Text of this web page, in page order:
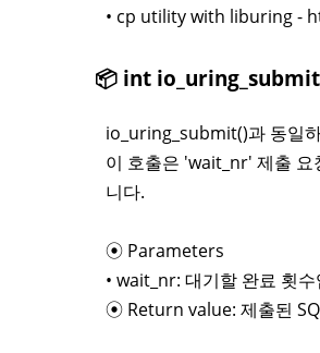
• cp utility with liburing -
📦 int
io_uring_submit()과 동일
이 호출은 'wait_nr' 제출 요
니다.
⦿ Parameters
• wait_nr: 대기할 완료 횟
⦿ Return value: 제출된